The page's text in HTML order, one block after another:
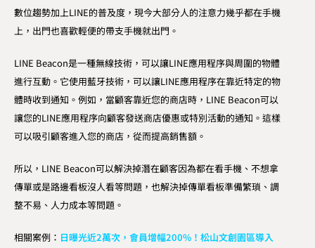
數位趨勢加上LINE的普及度，現今大部分人的注意力幾乎都在手機
上，出門也喜歡輕便的帶支手機就出門。
LINE Beacon是一種無線技術，可以讓LINE應用程序與周圍的物體
進行互動。它使用藍牙技術，可以讓LINE應用程序在靠近特定的物
體時收到通知。例如，當顧客靠近您的商店時，LINE Beacon可以
讓您的LINE應用程序向顧客發送商店優惠或特別活動的通知。這樣
可以吸引顧客進入您的商店，從而提高銷售額。
所以，LINE Beacon可以解決掉潛在顧客因為都在看手機、不想拿
傳單或是路邊看板沒人看等問題，也解決掉傳單看板準備繁瑣、調
整不易、人力成本等問題。
相關案例： 日曝光近2萬次，會員增幅200%！松山文創園區導入